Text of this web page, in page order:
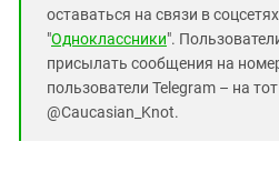
оставаться на связи в
"Одноклассники".
присылать сообщения на
пользователи Telegram – на
@Caucasian_Knot.